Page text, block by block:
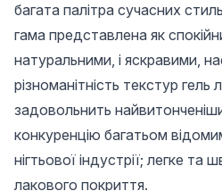
багата палітра сучасних
гама представлена ​​як
натуральними, і яскравими,
різноманітність текстур гель
задовольнить
конкуренцію багатьом
нігтьової індустрії; легке та
лакового покриття.